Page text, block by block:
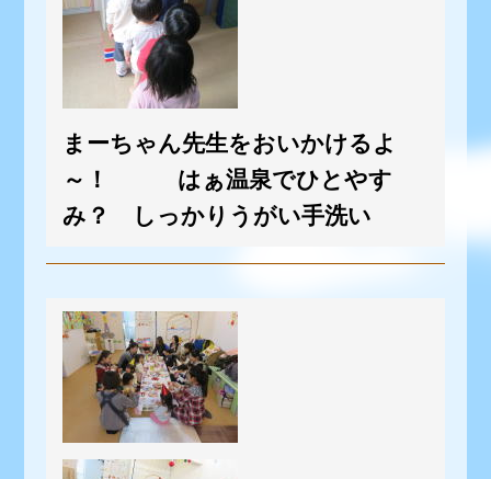
まーちゃん先生をおいかけるよ
～！ はぁ温泉でひとやす
み？ しっかりうがい手洗い